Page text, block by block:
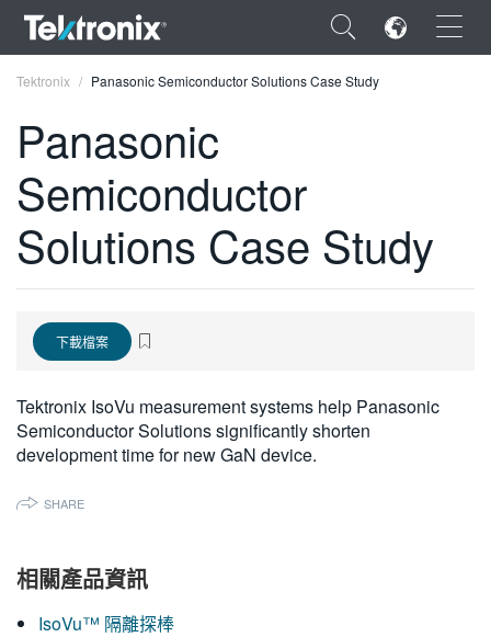
×
ENGLISH
FRANÇAIS
VIỆT NAM
日本語
繁體中文
Tektronix Panasonic Semiconductor Solutions Case Study
Panasonic
Semiconductor
Solutions Case Study
下載檔案
Tektronix IsoVu measurement systems help Panasonic
Semiconductor Solutions significantly shorten
development time for new GaN device.
SHARE
相關產品資訊
IsoVu™ 隔離探棒